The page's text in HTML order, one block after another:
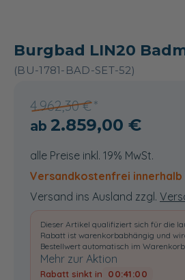
Burgbad LIN20
(BU-1781-BAD-SET-52)
4.962,30 €
2.859,00 €
alle Preise inkl. 19% MwSt.
Versandkostenfrei innerhalb
Versand ins Ausland zzgl.
Dieser Artikel qualifiziert sich für die
Rabatt ist warenkorbabhängig und
Bestellwert automatisch im Warenkorb
Mehr zur Aktion
Rabatt sinkt in 00:40:59